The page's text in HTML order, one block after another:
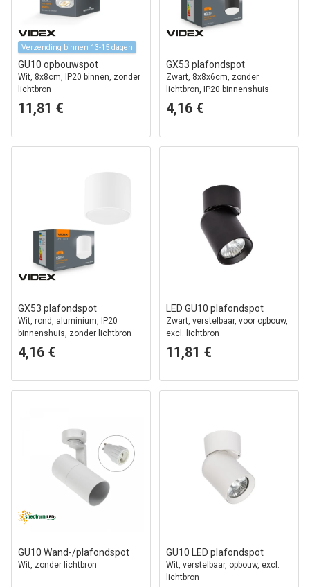
Verzending binnen 13-15 dagen
GU10 opbouwspot
Wit, 8x8cm, IP20 binnen, zonder
lichtbron
11,81 €
GX53 plafondspot
Zwart, 8x8x6cm, zonder
lichtbron, IP20 binnenshuis
4,16 €
GX53 plafondspot
Wit, rond, aluminium, IP20
binnenshuis, zonder lichtbron
4,16 €
LED GU10 plafondspot
Zwart, verstelbaar, voor opbouw,
excl. lichtbron
11,81 €
GU10 Wand-/plafondspot
Wit, zonder lichtbron
GU10 LED plafondspot
Wit, verstelbaar, opbouw, excl.
lichtbron